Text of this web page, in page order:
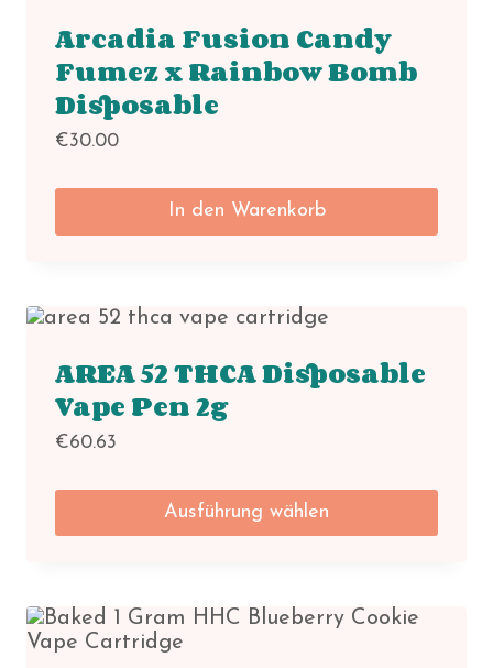
Arcadia Fusion Candy
Fumez x Rainbow Bomb
Disposable
€30.00
In den Warenkorb
AREA 52 THCA Disposable
Vape Pen 2g
€60.63
Ausführung wählen
mehrere
Varianten